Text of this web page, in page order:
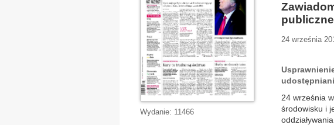
24 września
24 września
środowisku i
Wydanie: 11466